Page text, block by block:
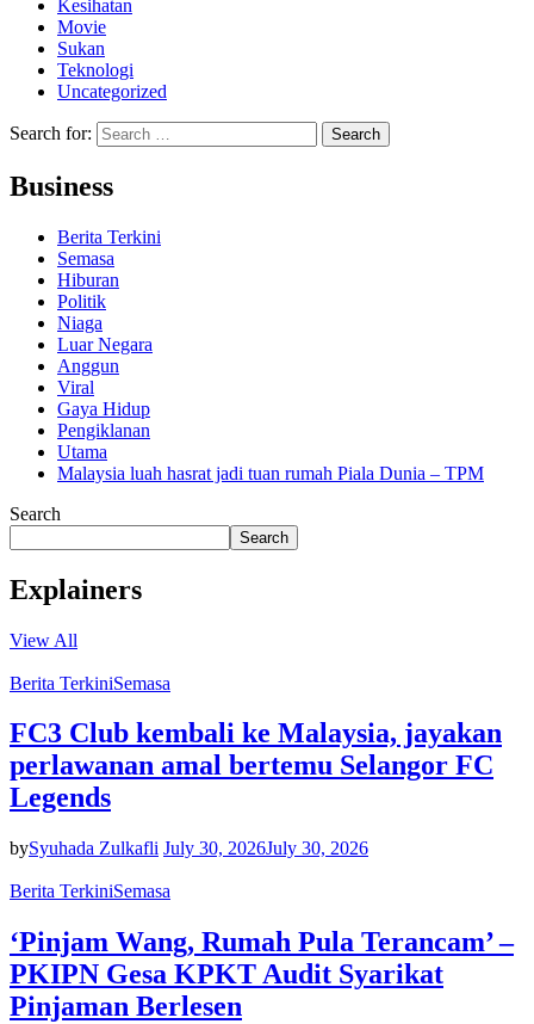
Kesihatan
Movie
Sukan
Teknologi
Uncategorized
Search for:
Business
Berita Terkini
Semasa
Hiburan
Politik
Niaga
Luar Negara
Anggun
Viral
Gaya Hidup
Pengiklanan
Utama
Malaysia luah hasrat jadi tuan rumah Piala Dunia – TPM
Search
Search
Explainers
View All
Berita TerkiniSemasa
FC3 Club kembali ke Malaysia, jayakan
perlawanan amal bertemu Selangor FC
Legends
bySyuhada Zulkafli July 30, 2026July 30, 2026
Berita TerkiniSemasa
‘Pinjam Wang, Rumah Pula Terancam’ –
PKIPN Gesa KPKT Audit Syarikat
Pinjaman Berlesen